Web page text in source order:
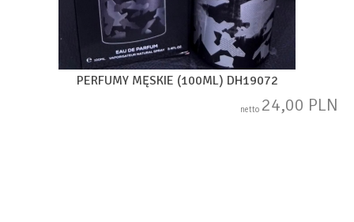
PERFUMY MĘSKIE (100ML) DH19072
netto 24,00 PLN